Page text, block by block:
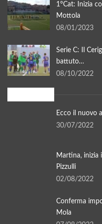
1°Cat: Inizia
Mottola
08/01/2023
Serie C: Il
battuto…
08/10/2022
Ecco il nuovo
30/07/2022
Martina, inizia
Pizzulli
02/08/2022
Conferma
Mola